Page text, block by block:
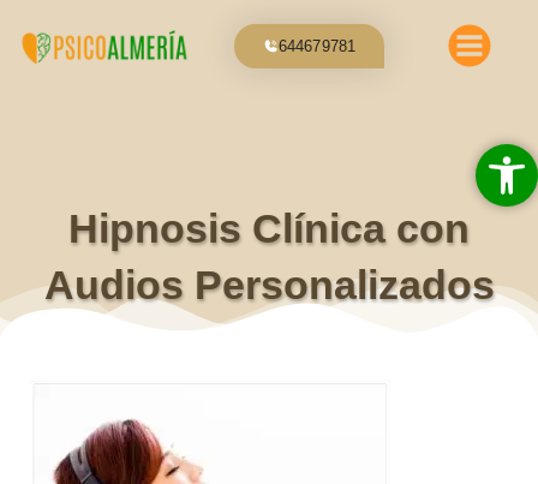
contenido
644679781
Hipnosis Clínica con
Audios Personalizados
Abrir